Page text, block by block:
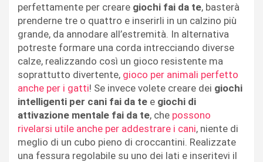
perfettamente per creare giochi fai da te, basterà
prenderne tre o quattro e inserirli in un calzino più
grande, da annodare all’estremità. In alternativa
potreste formare una corda intrecciando diverse
calze, realizzando così un gioco resistente ma
soprattutto divertente, gioco per animali perfetto
anche per i gatti! Se invece volete creare dei giochi
intelligenti per cani fai da te e giochi di
attivazione mentale fai da te, che possono
rivelarsi utile anche per addestrare i cani, niente di
meglio di un cubo pieno di croccantini. Realizzate
una fessura regolabile su uno dei lati e inseritevi il